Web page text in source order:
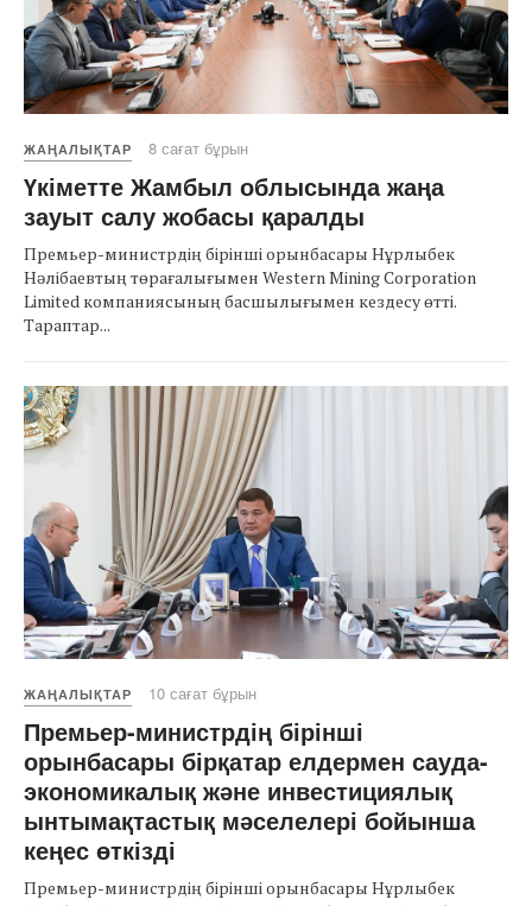
ЖАҢАЛЫҚТАР 8 сағат бұрын
Үкіметте Жамбыл облысында жаңа
зауыт салу жобасы қаралды
Премьер-министрдің бірінші орынбасары Нұрлыбек
Нәлібаевтың төрағалығымен Western Mining Corporation
Limited компаниясының басшылығымен кездесу өтті.
Тараптар...
ЖАҢАЛЫҚТАР 10 сағат бұрын
Премьер-министрдің бірінші
орынбасары бірқатар елдермен сауда-
экономикалық және инвестициялық
ынтымақтастық мәселелері бойынша
кеңес өткізді
Премьер-министрдің бірінші орынбасары Нұрлыбек